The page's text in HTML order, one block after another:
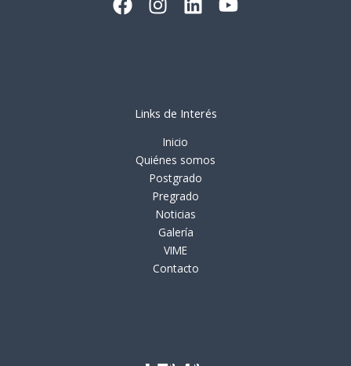
Links de Interés
Inicio
Quiénes somos
Postgrado
Pregrado
Noticias
Galería
VIME
Contacto